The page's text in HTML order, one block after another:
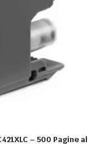
– 500 Pagine al